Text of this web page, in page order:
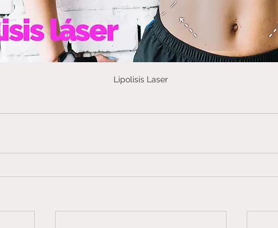
Lipolisis Laser